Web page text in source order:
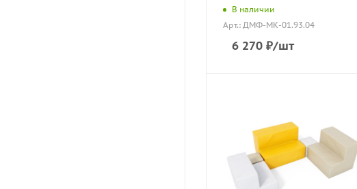
В наличии
Арт.: ДМФ-МК-01.93.04
6 270 ₽/шт